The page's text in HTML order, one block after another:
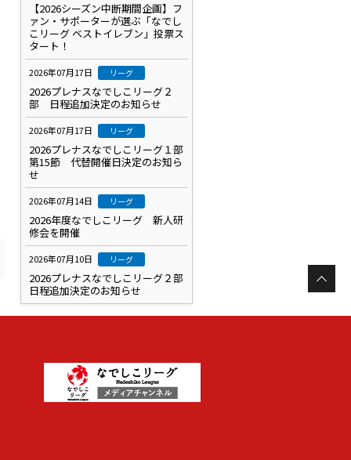
【2026シーズン中断期間企画】フ
ァン・サポーターが選ぶ「なでし
こリーグ ベストイレブン」投票ス
タート！
2026年07月17日 リーグ
2026プレナスなでしこリーグ２
部 日程追加決定のお知らせ
2026年07月17日 リーグ
2026プレナスなでしこリーグ１部
第15節 代替開催日決定のお知ら
せ
2026年07月14日 リーグ
2026年度なでしこリーグ 新人研
修会を開催
2026年07月10日 リーグ
2026プレナスなでしこリーグ２部
日程追加決定のお知らせ